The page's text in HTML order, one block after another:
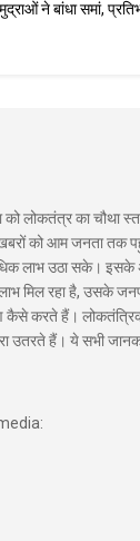
ने बांधा समां,
को लोकतंत्र का चौथा
को आम जनता तक
लाभ उठा सके। इसके
मिल रहा है, उसके
कैसे करते हैं।
उतरते हैं। ये सभी